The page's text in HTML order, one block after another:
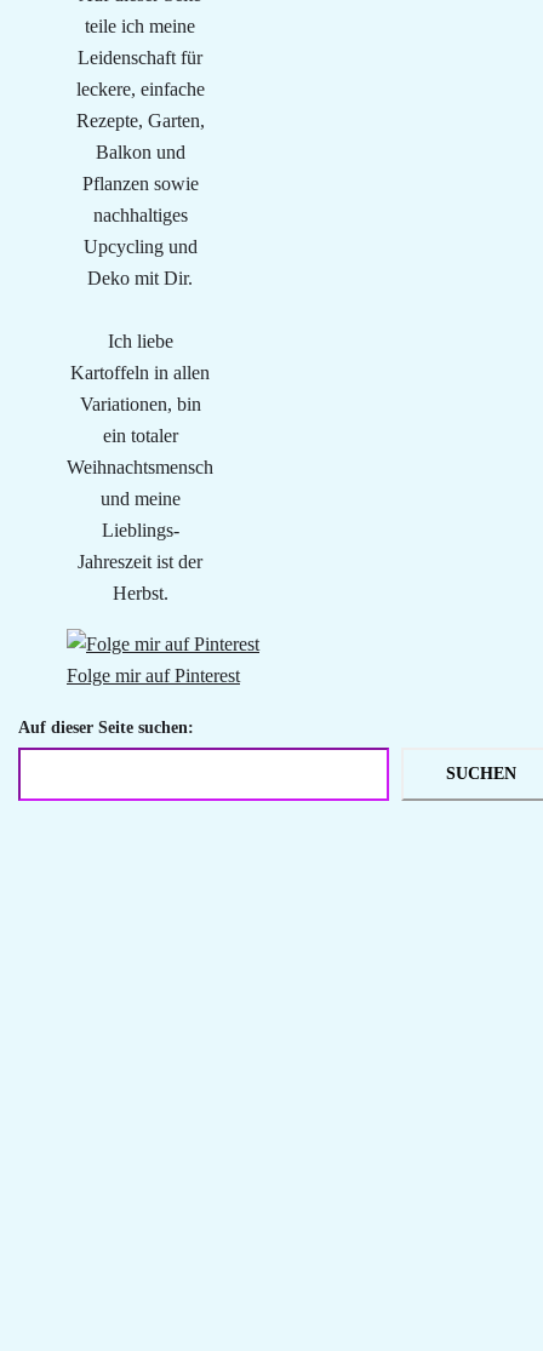
teile ich meine
Leidenschaft für
leckere, einfache
Rezepte, Garten,
Balkon und
Pflanzen sowie
nachhaltiges
Upcycling und
Deko mit Dir.
Ich liebe
Kartoffeln in allen
Variationen, bin
ein totaler
Weihnachtsmensch
und meine
Lieblings-
Jahreszeit ist der
Herbst.
Folge mir auf Pinterest
Auf dieser Seite suchen:
SUCHEN